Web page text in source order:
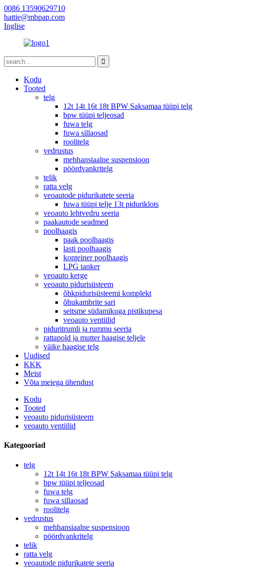
0086 13590629710
hattie@mbpap.com
Inglise
Kodu
Tooted
telg
12t 14t 16t 18t BPW Saksamaa tüüpi telg
bpw tüüpi teljeosad
fuwa telg
fuwa sillaosad
roolitelg
vedrustus
mehhansiaalne suspensioon
pöördvankritelg
telik
ratta velg
veoautode pidurikatete seeria
fuwa tüüpi telje 13t piduriklots
veoauto lehtvedru seeria
paakautode seadmed
poolhaagis
paak poolhaagis
lasti poolhaagis
konteiner poolhaagis
LPG tanker
veoauto kerge
veoauto pidurisüsteem
õhkpidurisüsteemi komplekt
õhukambrite sari
seitsme südamikuga pistikupesa
veoauto ventiilid
piduritrumli ja rummu seeria
rattapold ja mutter haagise teljele
väike haagise telg
Uudised
KKK
Meist
Võta meiega ühendust
Kodu
Tooted
veoauto pidurisüsteem
veoauto ventiilid
Kategooriad
telg
12t 14t 16t 18t BPW Saksamaa tüüpi telg
bpw tüüpi teljeosad
fuwa telg
fuwa sillaosad
roolitelg
vedrustus
mehhansiaalne suspensioon
pöördvankritelg
telik
ratta velg
veoautode pidurikatete seeria